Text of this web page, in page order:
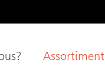
Assortiment